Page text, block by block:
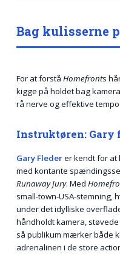
Bag kulisserne
For at forstå Homefronts
kigge på holdet bag
rå nerve og effektive tempo.
Instruktøren: Gary
Gary Flederer kendt for at
med kontante
Runaway Jury. Med
small-town-USA-stemning,
under det idylliske
håndholdt kamera,
så publikum mærker både
adrenalinen i de store